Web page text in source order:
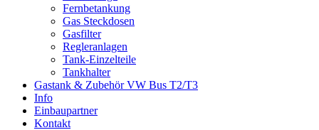
Fernbetankung
Gas Steckdosen
Gasfilter
Regleranlagen
Tank-Einzelteile
Tankhalter
Gastank & Zubehör VW Bus T2/T3
Info
Einbaupartner
Kontakt